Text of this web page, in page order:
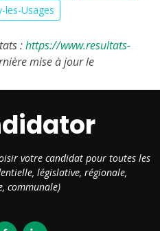
les-Usages
:https://www.resultats-
mise à jour le
votre candidat pour toutes les
législative, régionale,
communale)